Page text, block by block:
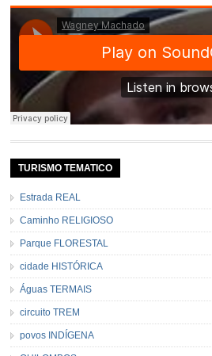
TURISMO TEMATICO
Estrada REAL
Caminho RELIGIOSO
Parque FLORESTAL
cidade HISTÓRICA
Águas TERMAIS
circuito TREM
povos INDÍGENA